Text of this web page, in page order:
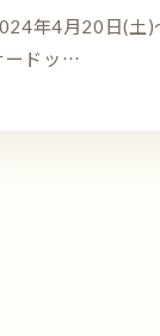
年4月20日(土)
ードッ…